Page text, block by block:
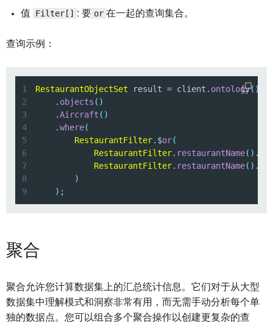
值 Filter[] : 要 or 在一起的查询集合。
查询示例：
1 RestaurantObjectSet result = client . ontology( )
2
. objects ( )
3
.Aircraft ( )
4
.where(
5
RestaurantFilter. $or(
6
RestaurantFilter. restaurantName( ) .
7
RestaurantFilter. restaurantName( ) .
8
)
9
) ;
聚合
聚合允许您计算数据集上的汇总统计信息。它们对于从大型
数据集中理解模式和洞察非常有用，而无需手动分析每个单
独的数据点。您可以组合多个聚合操作以创建更复杂的查